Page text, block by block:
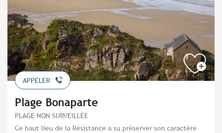
APPELER
Plage Bonaparte
PLAGE NON SURVEILLÉE
Ce haut lieu de la Résistance a su préserver son caractère